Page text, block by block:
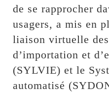
de se rapprocher
usagers, a mis en
liaison virtuelle
d’importation et
(SYLVIE) et le
automatisé